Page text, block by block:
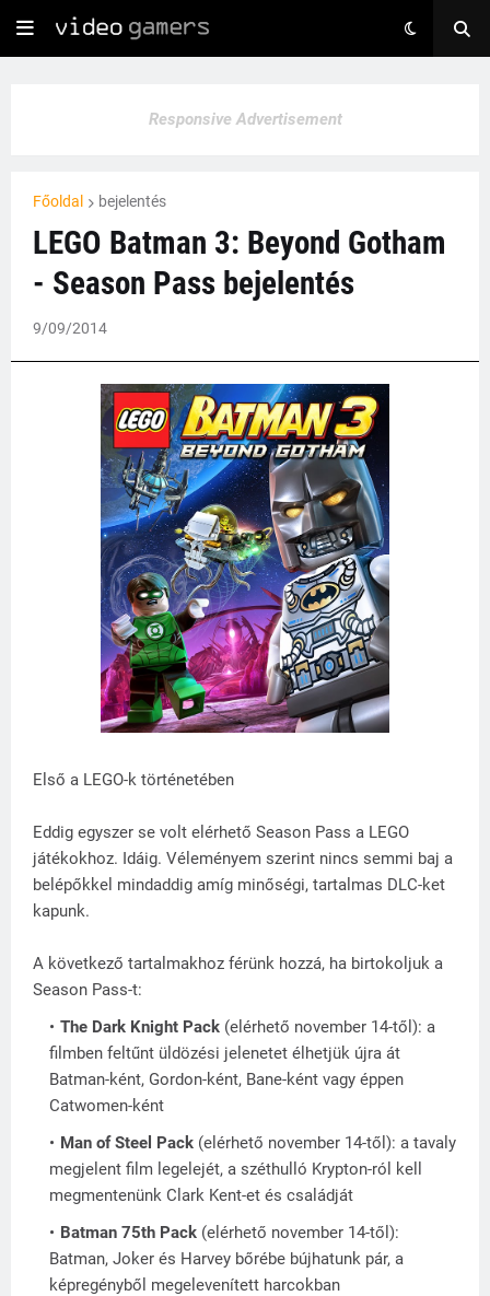
Responsive Advertisement
Főoldal bejelentés
LEGO Batman 3: Beyond Gotham
- Season Pass bejelentés
9/09/2014
Első a LEGO-k történetében
Eddig egyszer se volt elérhető Season Pass a LEGO
játékokhoz. Idáig. Véleményem szerint nincs semmi baj a
belépőkkel mindaddig amíg minőségi, tartalmas DLC-ket
kapunk.
A következő tartalmakhoz férünk hozzá, ha birtokoljuk a
Season Pass-t:
The Dark Knight Pack (elérhető november 14-től): a
filmben feltűnt üldözési jelenetet élhetjük újra át
Batman-ként, Gordon-ként, Bane-ként vagy éppen
Catwomen-ként
Man of Steel Pack (elérhető november 14-től): a tavaly
megjelent film legelejét, a széthulló Krypton-ról kell
megmentenünk Clark Kent-et és családját
Batman 75th Pack (elérhető november 14-től):
Batman, Joker és Harvey bőrébe bújhatunk pár, a
képregényből megelevenített harcokban